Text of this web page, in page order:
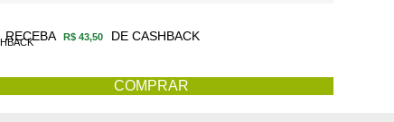
RECEBA R$ 43,50 DE CASHBACK